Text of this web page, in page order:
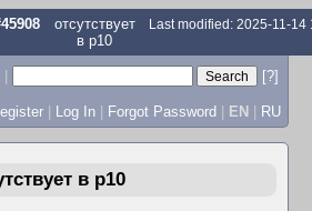
отсутствует
в p10
Last modified: 2025-11-14
|
[?]
| Log In | Forgot Password | EN | RU
в p10